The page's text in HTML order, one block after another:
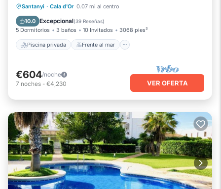
Santanyi · Cala d'Or 0.07 mi al centro
10.0 Excepcional(39 Reseñas)
5 Dormitorios 3 baños 10 Invitados 3068 pies²
Piscina privada Frente al mar
Piscina privada
Frente al mar
Aparcamiento
€604/noche
7 noches - €4,230 VER OFERTA